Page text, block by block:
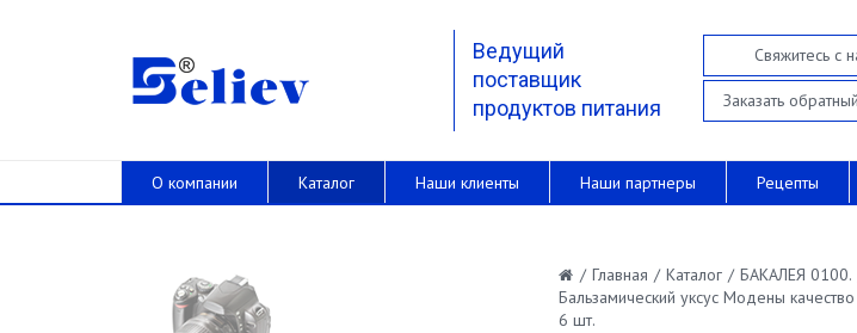
Ведущий
поставщик
продуктов питания
Свяжитесь с
Заказать
О компании Каталог Наши клиенты Наши партнеры Рецепты
/ Главная / Каталог / БАКАЛЕЯ 0100.
Бальзамический уксус Модены
6 шт.